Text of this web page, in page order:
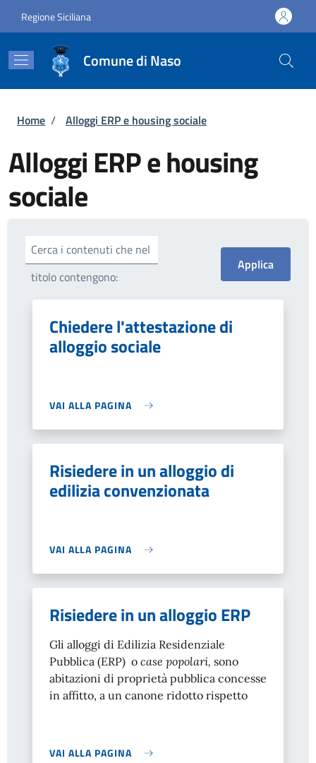
Regione Siciliana
Comune di Naso
Briciole di pane
Home / Alloggi ERP e housing sociale
Alloggi ERP e housing
sociale
Cerca i contenuti che nel
titolo contengono:
Chiedere l'attestazione di
alloggio sociale
VAI ALLA PAGINA
Risiedere in un alloggio di
edilizia convenzionata
VAI ALLA PAGINA
Risiedere in un alloggio ERP
Gli alloggi di Edilizia Residenziale
Pubblica (ERP) o case popolari, sono
abitazioni di proprietà pubblica concesse
in affitto, a un canone ridotto rispetto
VAI ALLA PAGINA